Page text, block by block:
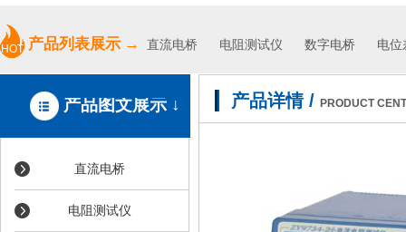
HOT 产品列表展示 → 直流电桥 电阻测试仪 数字电桥 电位
产品详情/ PRODUCT
产品图文展示 ↓
直流电桥
电阻测试仪